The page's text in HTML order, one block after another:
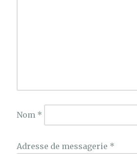
Nom *
Adresse de messagerie *